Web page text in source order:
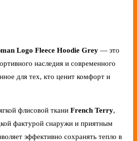
Logo Fleece Hoodie Grey — это
наследия и современного
для тех, кто ценит комфорт и
флисовой ткани French Terry,
фактурой снаружи и приятным
эффективно сохранять тепло в